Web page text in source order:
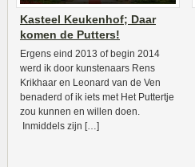
Kasteel Keukenhof; Daar
komen de Putters!
Ergens eind 2013 of begin 2014
werd ik door kunstenaars Rens
Krikhaar en Leonard van de Ven
benaderd of ik iets met Het Puttertje
zou kunnen en willen doen.
Inmiddels zijn […]